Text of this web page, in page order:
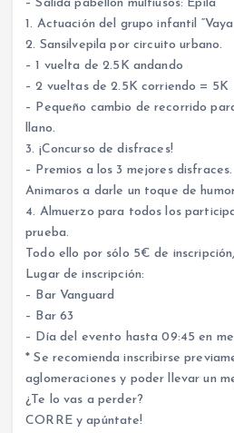
– Salida pabellón multiusos: Epila
1. Actuación del grupo infantil
2. Sansilvepila por circuito urbano.
– 1 vuelta de 2.5K andando
– 2 vueltas de 2.5K corriendo = 5K
– Pequeño cambio de recorrido
llano.
3. ¡Concurso de disfraces!
– Premios a los 3 mejores disfraces.
Animaros a darle un toque de
4. Almuerzo para todos los
prueba.
Todo ello por sólo 5€ de
Lugar de inscripción:
– Bar Vanguard
– Bar 63
– Día del evento hasta 09:45 en
* Se recomienda inscribirse
aglomeraciones y poder llevar un
¿Te lo vas a perder?
CORRE y apúntate!